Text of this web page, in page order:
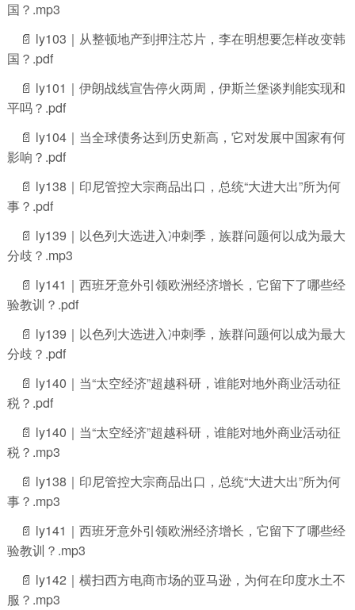
国？.mp3
📄 ly103｜从整顿地产到押注芯片，李在明想要怎样改变韩
国？.pdf
📄 ly101｜伊朗战线宣告停火两周，伊斯兰堡谈判能实现和
平吗？.pdf
📄 ly104｜当全球债务达到历史新高，它对发展中国家有何
影响？.pdf
📄 ly138｜印尼管控大宗商品出口，总统“大进大出”所为何
事？.pdf
📄 ly139｜以色列大选进入冲刺季，族群问题何以成为最大
分歧？.mp3
📄 ly141｜西班牙意外引领欧洲经济增长，它留下了哪些经
验教训？.pdf
📄 ly139｜以色列大选进入冲刺季，族群问题何以成为最大
分歧？.pdf
📄 ly140｜当“太空经济”超越科研，谁能对地外商业活动征
税？.pdf
📄 ly140｜当“太空经济”超越科研，谁能对地外商业活动征
税？.mp3
📄 ly138｜印尼管控大宗商品出口，总统“大进大出”所为何
事？.mp3
📄 ly141｜西班牙意外引领欧洲经济增长，它留下了哪些经
验教训？.mp3
📄 ly142｜横扫西方电商市场的亚马逊，为何在印度水土不
服？.mp3